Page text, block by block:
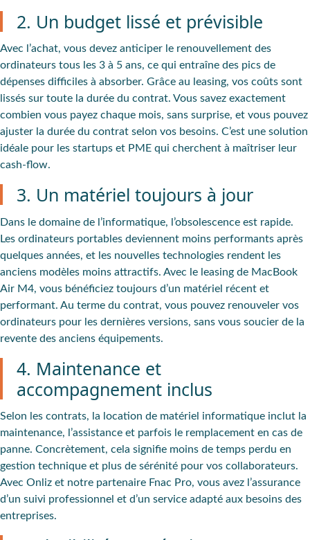
2. Un budget lissé et prévisible
Avec l’achat, vous devez anticiper le renouvellement des
ordinateurs tous les 3 à 5 ans, ce qui entraîne des pics de
dépenses difficiles à absorber. Grâce au leasing, vos coûts sont
lissés sur toute la durée du contrat. Vous savez exactement
combien vous payez chaque mois, sans surprise, et vous pouvez
ajuster la durée du contrat selon vos besoins. C’est une solution
idéale pour les startups et PME qui cherchent à maîtriser leur
cash-flow.
3. Un matériel toujours à jour
Dans le domaine de l’informatique, l’obsolescence est rapide.
Les ordinateurs portables deviennent moins performants après
quelques années, et les nouvelles technologies rendent les
anciens modèles moins attractifs. Avec le leasing de MacBook
Air M4, vous bénéficiez toujours d’un matériel récent et
performant. Au terme du contrat, vous pouvez renouveler vos
ordinateurs pour les dernières versions, sans vous soucier de la
revente des anciens équipements.
4. Maintenance et
accompagnement inclus
Selon les contrats, la location de matériel informatique inclut la
maintenance, l’assistance et parfois le remplacement en cas de
panne. Concrètement, cela signifie moins de temps perdu en
gestion technique et plus de sérénité pour vos collaborateurs.
Avec Onliz et notre partenaire Fnac Pro, vous avez l’assurance
d’un suivi professionnel et d’un service adapté aux besoins des
entreprises.